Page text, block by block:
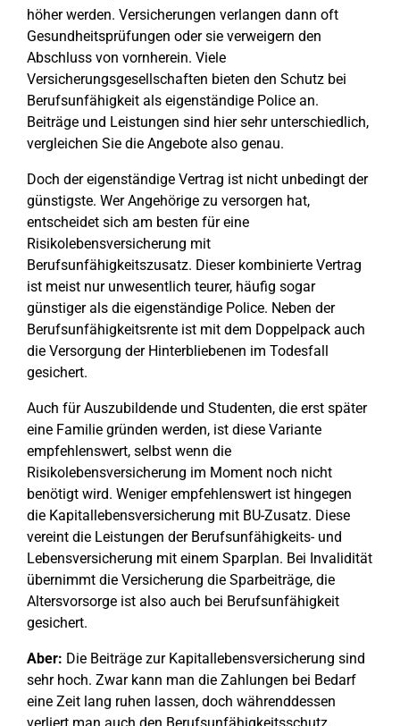
höher werden. Versicherungen verlangen dann oft
Gesundheitsprüfungen oder sie verweigern den
Abschluss von vornherein. Viele
Versicherungsgesellschaften bieten den Schutz bei
Berufsunfähigkeit als eigenständige Police an.
Beiträge und Leistungen sind hier sehr unterschiedlich,
vergleichen Sie die Angebote also genau.
Doch der eigenständige Vertrag ist nicht unbedingt der
günstigste. Wer Angehörige zu versorgen hat,
entscheidet sich am besten für eine
Risikolebensversicherung mit
Berufsunfähigkeitszusatz. Dieser kombinierte Vertrag
ist meist nur unwesentlich teurer, häufig sogar
günstiger als die eigenständige Police. Neben der
Berufsunfähigkeitsrente ist mit dem Doppelpack auch
die Versorgung der Hinterbliebenen im Todesfall
gesichert.
Auch für Auszubildende und Studenten, die erst später
eine Familie gründen werden, ist diese Variante
empfehlenswert, selbst wenn die
Risikolebensversicherung im Moment noch nicht
benötigt wird. Weniger empfehlenswert ist hingegen
die Kapitallebensversicherung mit BU-Zusatz. Diese
vereint die Leistungen der Berufsunfähigkeits- und
Lebensversicherung mit einem Sparplan. Bei Invalidität
übernimmt die Versicherung die Sparbeiträge, die
Altersvorsorge ist also auch bei Berufsunfähigkeit
gesichert.
Aber: Die Beiträge zur Kapitallebensversicherung sind
sehr hoch. Zwar kann man die Zahlungen bei Bedarf
eine Zeit lang ruhen lassen, doch währenddessen